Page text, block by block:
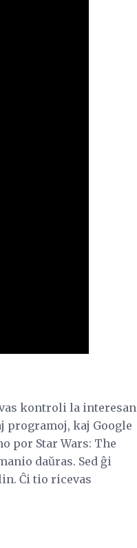
kontroli la interesan
programoj, kaj Google
por Star Wars: The
daŭras. Sed ĝi
Ĉi tio ricevas